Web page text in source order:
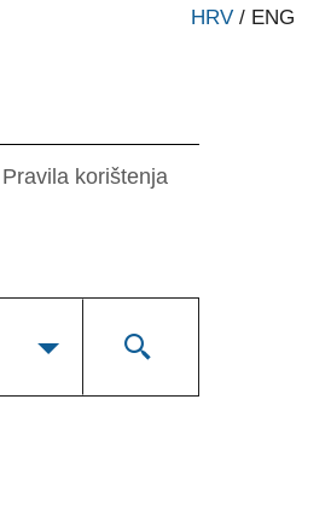
HRV / ENG
Pravila korištenja